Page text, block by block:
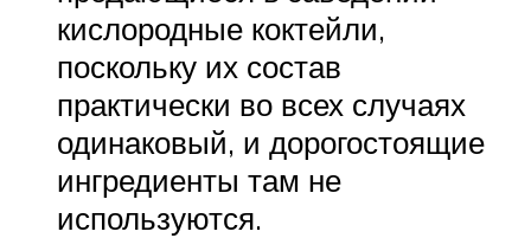
кислородные коктейли,
поскольку их состав
практически во всех случаях
одинаковый, и дорогостоящие
ингредиенты там не
используются.